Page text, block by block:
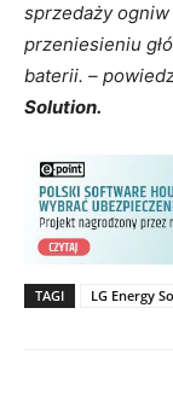
sprzedaży
przeniesieniu
baterii. –
Solution.
TAGI LG Energy